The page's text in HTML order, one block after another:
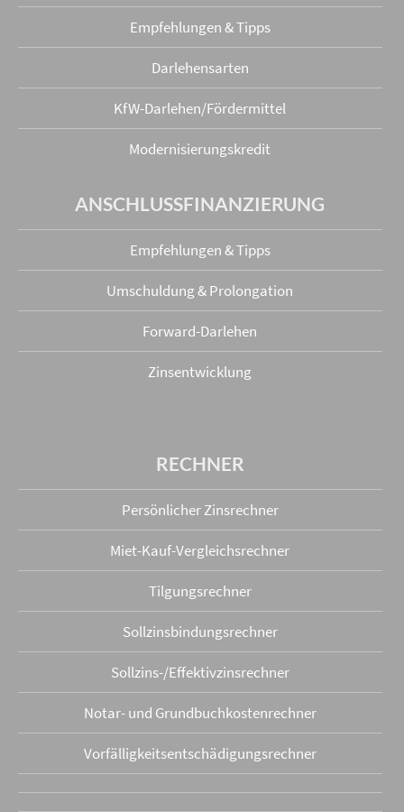
Empfehlungen & Tipps
Darlehensarten
KfW-Darlehen/Fördermittel
Modernisierungskredit
ANSCHLUSS­FINANZIERUNG
Empfehlungen & Tipps
Umschuldung & Prolongation
Forward-Darlehen
Zinsentwicklung
RECHNER
Persönlicher Zinsrechner
Miet-Kauf-Vergleichsrechner
Tilgungsrechner
Sollzinsbindungs­rechner
Sollzins-/Effektivzins­rechner
Notar- und Grundbuchkosten­rechner
Vorfälligkeits­entschädigungs­rechner